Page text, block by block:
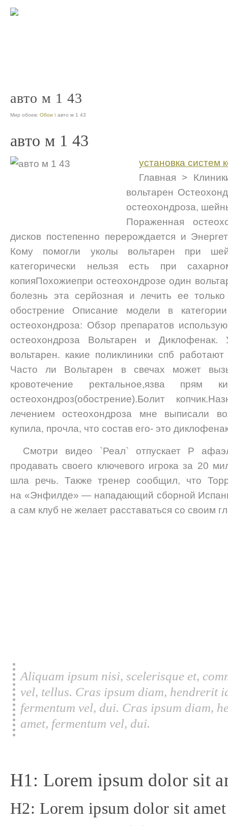
авто м 1 43
Мир обоев: Обои \ авто м 1 43
авто м 1 43
установка систем
Главная >
вольтарен
остеохондроза,
Пораженная
дисков постепенно перерождается и
Кому помогли уколы вольтарен при
категорически нельзя есть при
копияПохожиепри остеохондрозе один
болезнь эта серйозная и лечить ее
обострение Описание модели в
остеохондроза: Обзор препаратов
остеохондроза Вольтарен и Диклофенак.
вольтарен. какие поликлиники спб
Часто ли Вольтарен в свечах может
кровотечение ректальное,язва
остеохондроз(обострение).Болит
лечением остеохондроза мне выписали
купила, прочла, что состав его- это
Смотри видео `Реал` отпускает Р
продавать своего ключевого игрока за 20
шла речь. Также тренер сообщил, что
на «Энфилде» — нападающий сборной
а сам клуб не желает расставаться со своим
Aliquam ipsum nisi, scelerisque et,
vel, tellus. Cras ipsum diam, hendrerit
fermentum vel, dui. Cras ipsum diam,
amet, fermentum vel, dui.
H1: Lorem ipsum dolor sit
H2: Lorem ipsum dolor sit amet